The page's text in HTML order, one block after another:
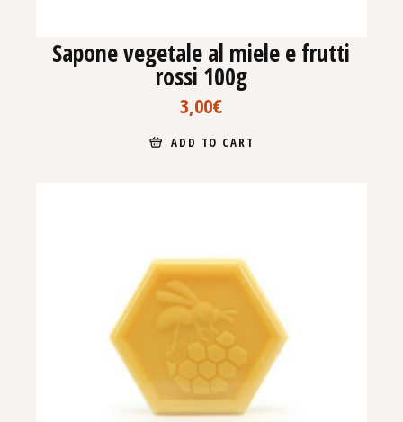
Sapone vegetale al miele e frutti
rossi 100g
3,00€
ADD TO CART